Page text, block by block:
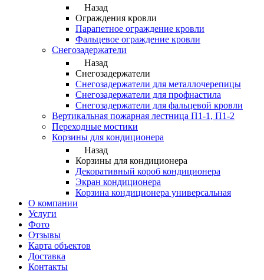
Назад
Ограждения кровли
Парапетное ограждение кровли
Фальцевое ограждение кровли
Снегозадержатели
Назад
Снегозадержатели
Снегозадержатели для металлочерепицы
Снегозадержатели для профнастила
Снегозадержатели для фальцевой кровли
Вертикальная пожарная лестница П1-1, П1-2
Переходные мостики
Корзины для кондиционера
Назад
Корзины для кондиционера
Декоративный короб кондиционера
Экран кондиционера
Корзина кондиционера универсальная
О компании
Услуги
Фото
Отзывы
Карта объектов
Доставка
Контакты